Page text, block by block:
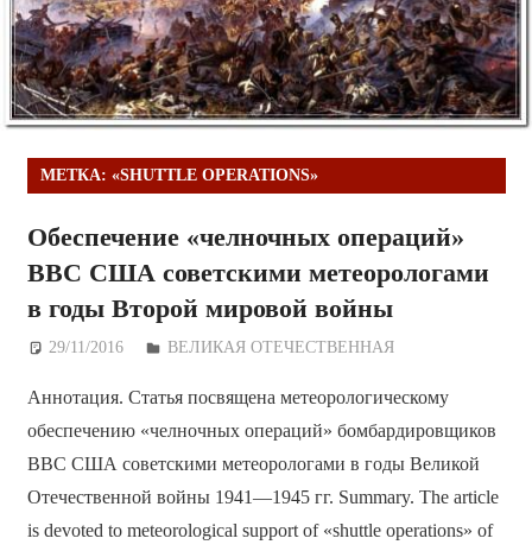
МЕТКА: «SHUTTLE OPERATIONS»
Обеспечение «челночных операций»
ВВС США советскими метеорологами
в годы Второй мировой войны
29/11/2016 Дежурный по Редакции
ВЕЛИКАЯ ОТЕЧЕСТВЕННАЯ
Аннотация. Статья посвящена метеорологическому
обеспечению «челночных операций» бомбардировщиков
ВВС США советскими метеорологами в годы Великой
Отечественной войны 1941—1945 гг. Summary. The article
is devoted to meteorological support of «shuttle operations» of